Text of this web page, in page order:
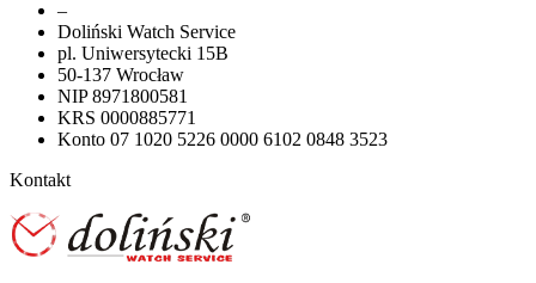
–
Doliński Watch Service
pl. Uniwersytecki 15B
50-137 Wrocław
NIP 8971800581
KRS 0000885771
Konto 07 1020 5226 0000 6102 0848 3523
Kontakt